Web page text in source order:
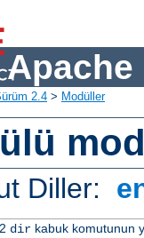
Apache
2.4 > Modüller
Diller:
dirkabuk komutunun